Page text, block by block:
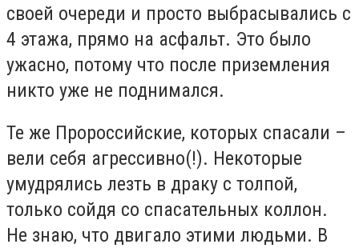
своей очереди и просто выбрасывались с
4 этажа, прямо на асфальт. Это было
ужасно, потому что после приземления
никто уже не поднимался.
Те же Пророссийские, которых спасали –
вели себя агрессивно(!). Некоторые
умудрялись лезть в драку с толпой,
только сойдя со спасательных коллон.
Не знаю, что двигало этими людьми. В